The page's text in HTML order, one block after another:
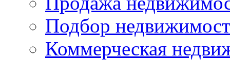
Подбор
Коммерческая